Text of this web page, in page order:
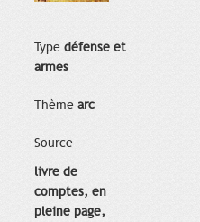
Type défense et
armes
Thème arc
Source
livre de
comptes, en
pleine page,